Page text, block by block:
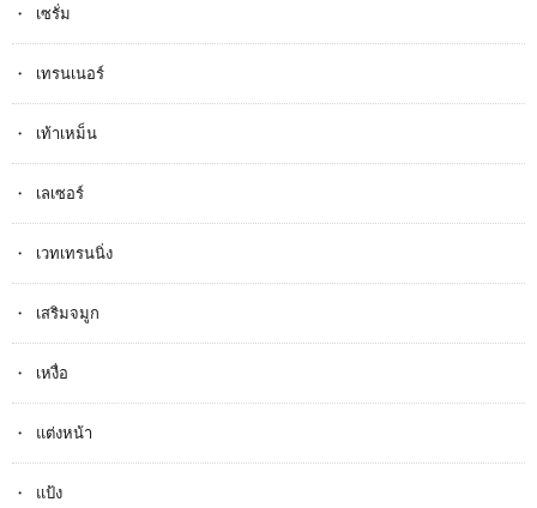
เซรั่ม
เทรนเนอร์
เท้าเหม็น
เลเซอร์
เวทเทรนนิ่ง
เสริมจมูก
เหงื่อ
แต่งหน้า
แป้ง